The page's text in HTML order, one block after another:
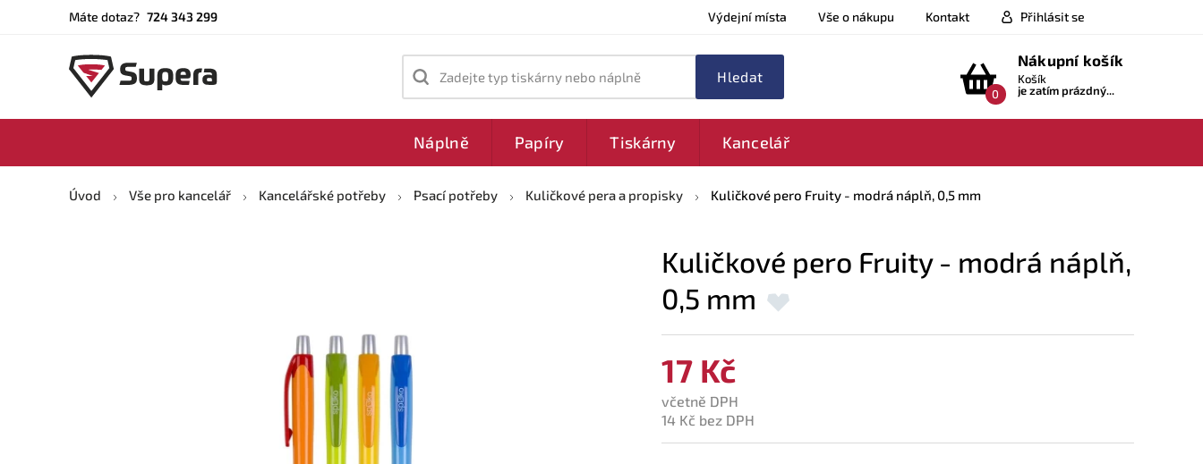
Máte dotaz? 724 343 299 Výdejní místa Vše o nákupu Kontakt Přihlásit se
Zadejte typ tiskárny nebo náplně
0
Nákupní košík
Košík
je zatím prázdný...
Náplně Papíry Tiskárny Kancelář
Úvod Vše pro kancelář Kancelářské potřeby Psací potřeby Kuličkové pera a propisky Kuličkové pero Fruity - modrá náplň, 0,5 mm
Kuličkové pero Fruity - modrá náplň,
0,5 mm
17 Kč
včetně DPH
14 Kč bez DPH